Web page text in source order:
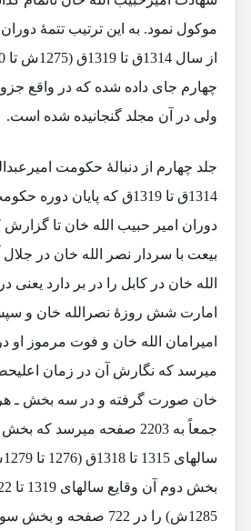
موکول نمود. به این ترتیب تتمۀ
چهارم جای داده شده که در واقع
ولی در آن مجلد گنجانیده شده است.
جلد چهارم از دنبالۀ حکومت
1314ق تا 1319ق که پایان
دوران امیر حبیب الله خان تا
بیعت با سردار نصر الله خان در جلال
الله خان در کابل را در بر دارد یعنی
امارت شش روزۀ نصرالله خان و
امیرامان الله خان و فوت مرموز او
میرسد که نگارش آن در زمان
خان صورت گرفته و در سه بخش ـ
جمعاً به 2203 صفحه میرسد که
1285ش) را در 722 صفحه